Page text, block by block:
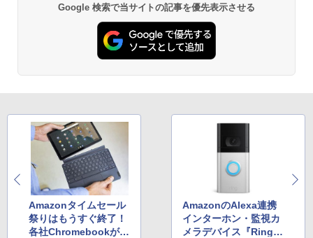
Google 検索で当サイトの記事を優先表示させる
Amazonタイムセール
祭りはもうすぐ終了！
各社Chromebookが最
AmazonのAlexa連携
インターホン・監視カ
メラデバイス『Ring』